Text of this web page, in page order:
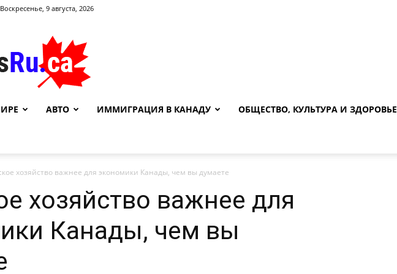
Воскресенье, 9 августа, 2026
NewsRu.Ca
АВТО ИММИГРАЦИЯ В КАНАДУ ОБЩЕСТВО, КУЛЬТУРА И ЗДОРОВЬЕ
хозяйство важнее для экономики Канады, чем вы думаете
хозяйство важнее для
Канады, чем вы